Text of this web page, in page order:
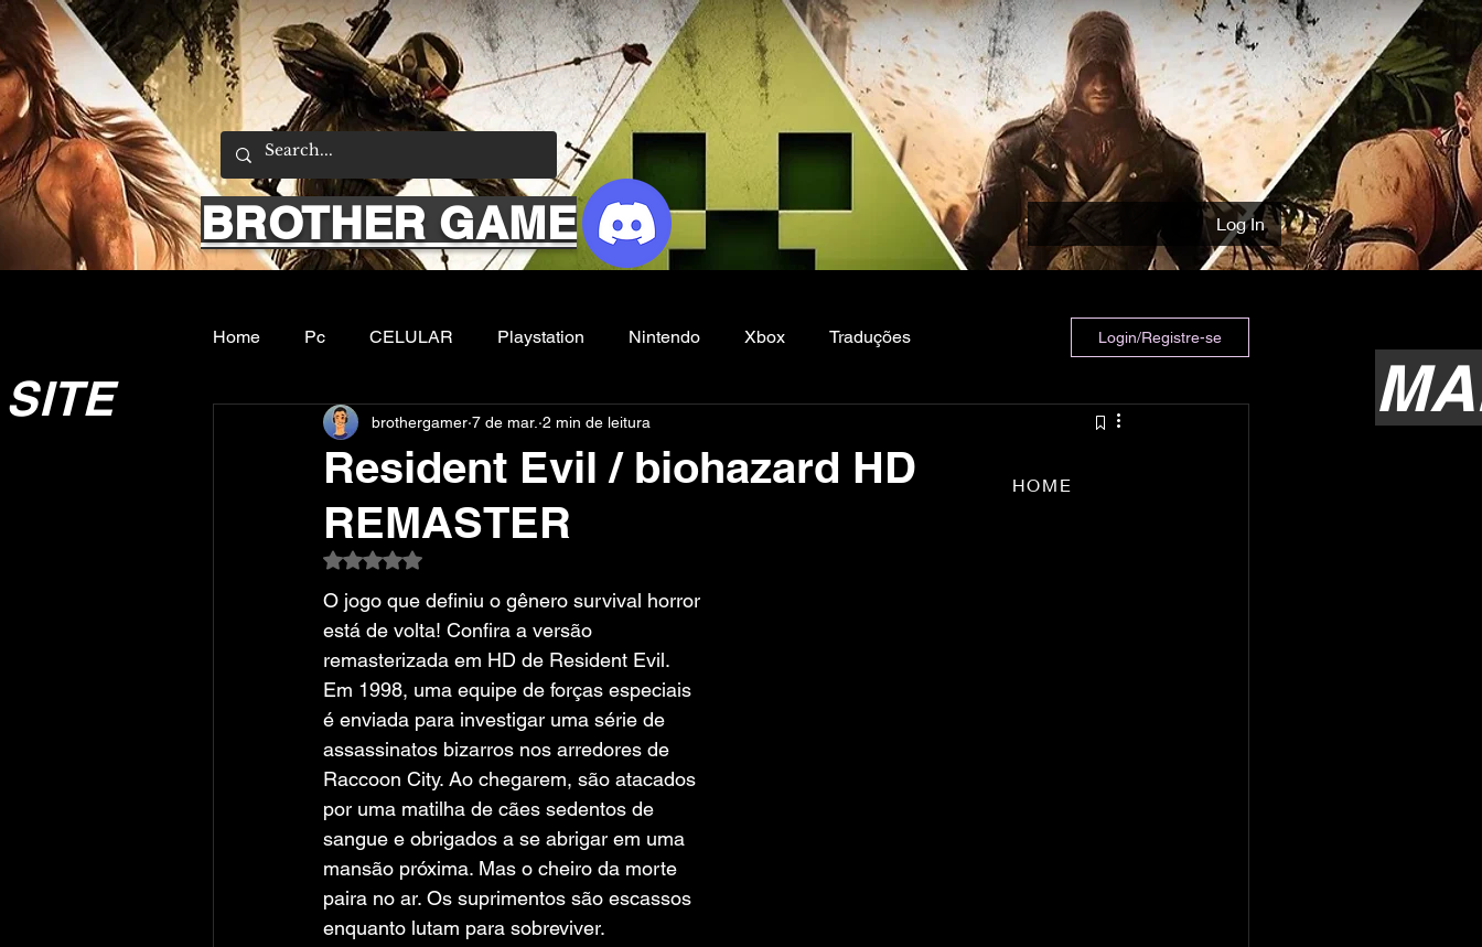
BROTHER GAME Log In
Home Pc CELULAR Playstation Nintendo Xbox Traduções
Emuladores Sobre nos Filmes e Series
Login/Registre-se
Resident Evil / biohazard HD
REMASTER
brothergamer 7 de mar. 2 min de leitura
Avaliado com NaN de 5 estrelas.
O jogo que definiu o gênero survival horror
está de volta! Confira a versão
remasterizada em HD de Resident Evil.
Em 1998, uma equipe de forças especiais
é enviada para investigar uma série de
assassinatos bizarros nos arredores de
Raccoon City. Ao chegarem, são atacados
por uma matilha de cães sedentos de
sangue e obrigados a se abrigar em uma
mansão próxima. Mas o cheiro da morte
paira no ar. Os suprimentos são escassos
enquanto lutam para sobreviver.
HOME